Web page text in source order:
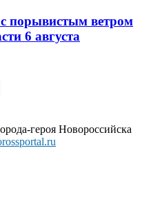
порывистым ветром
6 августа
героя Новороссийска